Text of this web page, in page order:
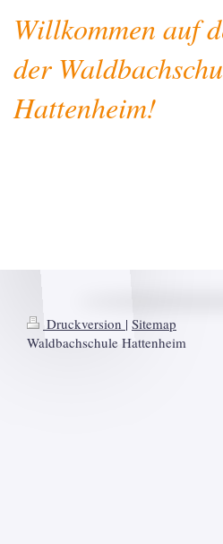
Willkommen auf
der
Hattenheim!
Druckversion | Sitemap
Waldbachschule Hattenheim